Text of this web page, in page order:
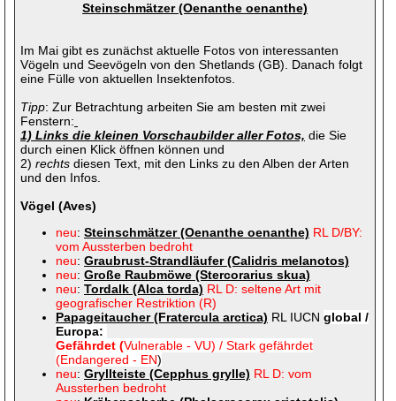
Links
Fotografenprofile
Naturschutz
Ornithologie
Steinschmätzer (Oenanthe oenanthe)
Im Mai gibt es zunächst aktuelle Fotos von interessanten
Vögeln und Seevögeln von den Shetlands (GB). Danach folgt
eine Fülle von aktuellen Insektenfotos.
Tipp: Zur Betrachtung arbeiten Sie am besten mit zwei
Fenstern:
1) Links die kleinen Vorschaubilder aller Fotos, die Sie
durch einen Klick öffnen können und
2) rechts diesen Text, mit den Links zu den Alben der Arten
und den Infos.
Vögel (Aves)
neu: Steinschmätzer (Oenanthe oenanthe) RL D/BY:
vom Aussterben bedroht
neu: Graubrust-Strandläufer (Calidris melanotos)
neu: Große Raubmöwe (Stercorarius skua)
neu: Tordalk (Alca torda) RL D: seltene Art mit
geografischer Restriktion (R)
Papageitaucher (Fratercula arctica) RL IUCN global /
Europa:
Gefährdet (Vulnerable - VU) / Stark gefährdet
(Endangered - EN)
neu: Gryllteiste (Cepphus grylle) RL D: vom
Aussterben bedroht